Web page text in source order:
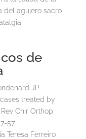
del agujero sacro
de
JP.
treated by
Chir Orthop
57.
Teresa Ferreiro